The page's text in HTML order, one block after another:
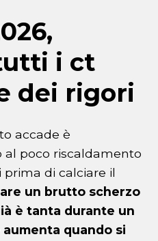
i ct
dei rigori
accade è
poco riscaldamento
di calciare il
un brutto scherzo
è tanta durante un
quando si